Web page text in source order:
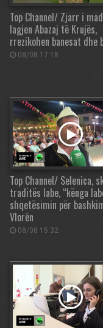
Top Channel/ Zjarr i
lagjen Abazaj të Krujës,
rrezikohen banesat dhe
08/08 17:18
Top Channel/ Selenica,
traditës labe, “kënga
shqetësimin për
Vlorën
08/08 15:32